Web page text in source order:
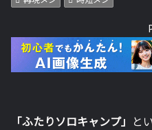
「ふたりソロキャンプ」 と